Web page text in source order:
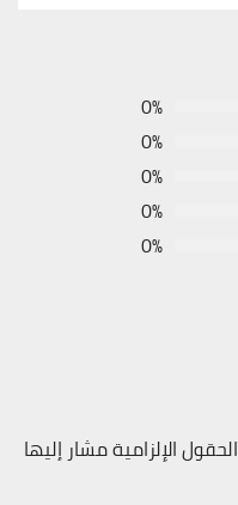
0%
0%
0%
0%
0%
الحقول الإلزامية مشار إليها